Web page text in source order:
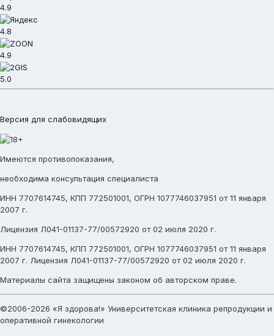
4.9
4.8
4.9
5.0
Версия для слабовидящих
Имеются противопоказания,
необходима консультация специалиста
ИНН 7707614745, КПП 772501001, ОГРН 1077746037951 от 11 января
2007 г.
Лицензия Л041-01137-77/00572920 от 02 июля 2020 г.
ИНН 7707614745, КПП 772501001, ОГРН 1077746037951 от 11 января
2007 г. Лицензия Л041-01137-77/00572920 от 02 июля 2020 г.
Материалы сайта защищены законом об авторском праве.
©2006-2026 «Я здорова!» Университетская клиника репродукции и
оперативной гинекологии